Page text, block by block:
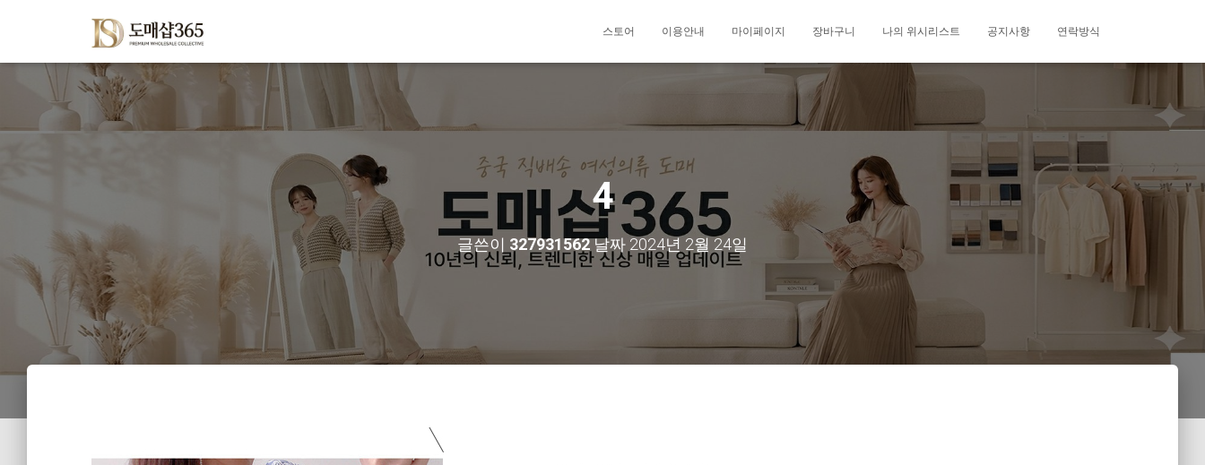
스토어 이용안내 마이페이지 장바구니 나의 위시리스트 공지사항 연락방식
4
글쓴이 327931562날짜 2024년 2월 24일